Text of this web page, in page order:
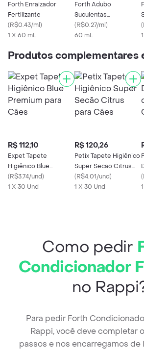
Forth Enraizador
Fertilizante
(R$0.43/ml)
1 X 60 mL
Forth Adubo
Suculentas
Concentrado
(R$0.27/ml)
60 mL
(
Produtos complementares
R$ 112,10
Expet Tapete
Higiênico Blue
Premium para Cães
(R$3.74/und)
1 X 30 Und
R$ 120,26
Petix Tapete Higiênico
Super Secão Citrus
para Cães
(R$4.01/und)
1 X 30 Und
(
Como pedir
Condicionador
no
Para pedir Forth
Rappi, você deve completar
passos e nos encarregamos de